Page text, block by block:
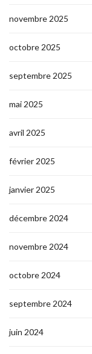
novembre 2025
octobre 2025
septembre 2025
mai 2025
avril 2025
février 2025
janvier 2025
décembre 2024
novembre 2024
octobre 2024
septembre 2024
juin 2024